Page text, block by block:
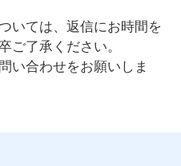
いては、返信にお時間を
ご了承ください。
い合わせをお願いしま